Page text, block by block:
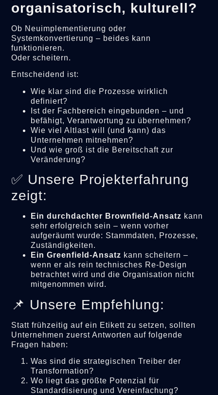
organisatorisch, kulturell?
Ob Neuimplementierung oder
Systemkonvertierung – beides kann
funktionieren.
Oder scheitern.
Entscheidend ist:
Wie klar sind die Prozesse wirklich
definiert?
Ist der Fachbereich eingebunden – und
befähigt, Verantwortung zu übernehmen?
Wie viel Altlast will (und kann) das
Unternehmen mitnehmen?
Und wie groß ist die Bereitschaft zur
Veränderung?
✅ Unsere Projekterfahrung
zeigt:
Ein durchdachter Brownfield-Ansatz kann
sehr erfolgreich sein – wenn vorher
aufgeräumt wurde: Stammdaten, Prozesse,
Zuständigkeiten.
Ein Greenfield-Ansatz kann scheitern –
wenn er als rein technisches Re-Design
betrachtet wird und die Organisation nicht
mitgenommen wird.
📌 Unsere Empfehlung:
Statt frühzeitig auf ein Etikett zu setzen, sollten
Unternehmen zuerst Antworten auf folgende
Fragen haben:
Was sind die strategischen Treiber der
Transformation?
Wo liegt das größte Potenzial für
Standardisierung und Vereinfachung?